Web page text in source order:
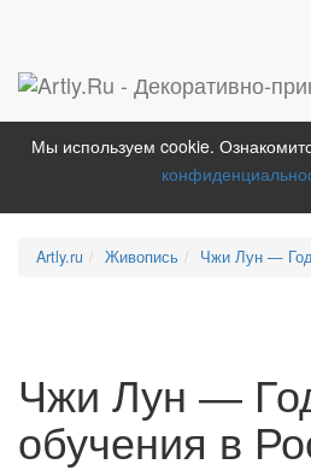
Мы используем cookie.
Artly.ru Живопись Чжи Лун —
Чжи Лун —
обучения в